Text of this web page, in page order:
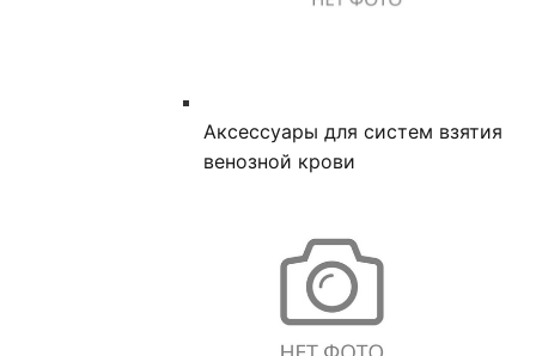
Аксессуары для систем взятия
венозной крови